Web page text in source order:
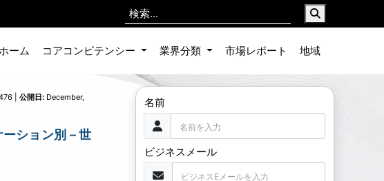
ーム コアコンピテンシー 業界分類 市場レポート 地域
| 公開日: December,
ション別 – 世
名前
ビジネスメール